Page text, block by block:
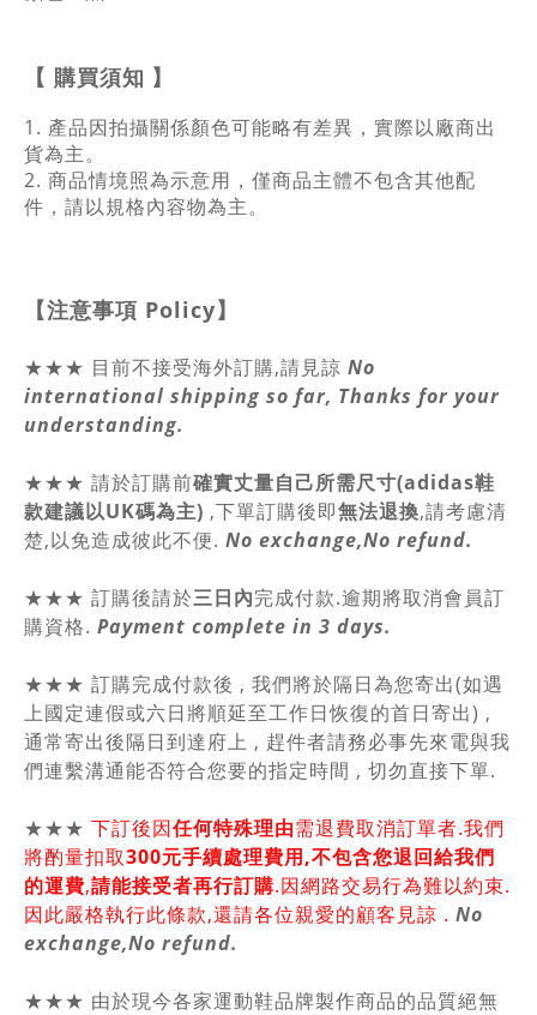
【 購買須知 】
1. 產品因拍攝關係顏色可能略有差異，實際以廠商出
貨為主。
2. 商品情境照為示意用，僅商品主體不包含其他配
件，請以規格內容物為主。
【注意事項 Policy】
★★★ 目前不接受海外訂購,請見諒 No
international shipping so far, Thanks for your
understanding.
★★★ 請於訂購前確實丈量自己所需尺寸(adidas鞋
款建議以UK碼為主) ,下單訂購後即無法退換,請考慮清
楚,以免造成彼此不便. No exchange,No refund.
★★★ 訂購後請於三日內完成付款.逾期將取消會員訂
購資格. Payment complete in 3 days.
★★★ 訂購完成付款後 , 我們將於隔日為您寄出(如遇
上國定連假或六日將順延至工作日恢復的首日寄出) ,
通常寄出後隔日到達府上 , 趕件者請務必事先來電與我
們連繫溝通能否符合您要的指定時間 , 切勿直接下單.
★★★ 下訂後因任何特殊理由需退費取消訂單者.我們
將酌量扣取300元手續處理費用,不包含您退回給我們
的運費,請能接受者再行訂購.因網路交易行為難以約束.
因此嚴格執行此條款,還請各位親愛的顧客見諒 . No
exchange,No refund.
★★★ 由於現今各家運動鞋品牌製作商品的品質絕無